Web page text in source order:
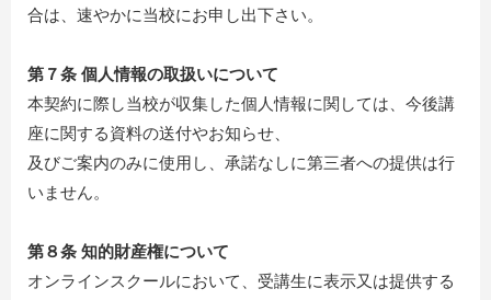
合は、速やかに当校にお申し出下さい。
第７条 個人情報の取扱いについて
本契約に際し当校が収集した個人情報に関しては、今後講
座に関する資料の送付やお知らせ、
及びご案内のみに使用し、承諾なしに第三者への提供は行
いません。
第８条 知的財産権について
オンラインスクールにおいて、受講生に表示又は提供する